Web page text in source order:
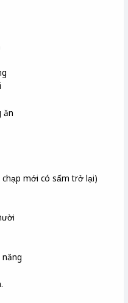
ăn
mới có sấm trở lại)